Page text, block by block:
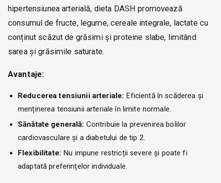
hipertensiunea arterială, dieta DASH promovează
consumul de fructe, legume, cereale integrale, lactate cu
conținut scăzut de grăsimi și proteine slabe, limitând
sarea și grăsimile saturate.
Avantaje:
Reducerea tensiunii arteriale: Eficientă în scăderea și
menținerea tensiunii arteriale în limite normale.
Sănătate generală: Contribuie la prevenirea bolilor
cardiovasculare și a diabetului de tip 2.
Flexibilitate: Nu impune restricții severe și poate fi
adaptată preferințelor individuale.